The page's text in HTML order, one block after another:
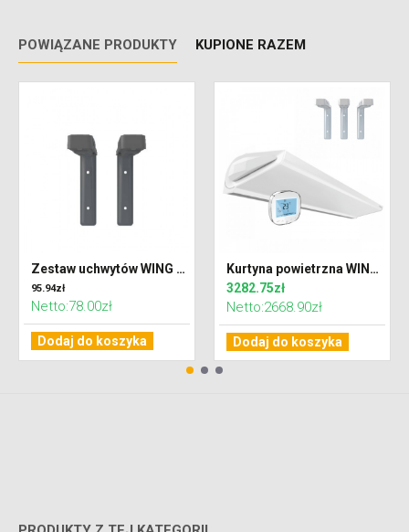
POWIĄZANE PRODUKTY KUPIONE RAZEM
Zestaw uchwytów WING 100 DARK (RAL7016)
95.94zł
Netto:78.00zł
Dodaj do koszyka
Kurtyna powietrzna WING W200 EC z wodnym wymiennikiem ciepła + Zestaw uchwytów + Sterownik
3282.75zł
Netto:2668.90zł
Dodaj do koszyka